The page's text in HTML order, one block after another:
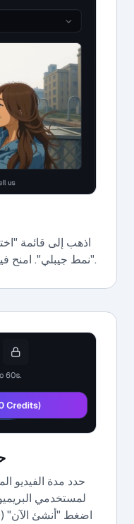
اذهب إلى قائمة
"نمط جيبلي". امنح فيديوك لمسة الأنمي الشهيرة فوراً.